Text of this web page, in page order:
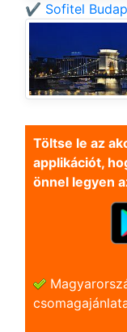
✔️ Sofitel
Töltse le az
applikációt,
önnel legyen